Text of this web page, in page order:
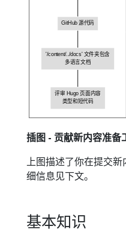
GitHub 源代码
'/content/../docs' 文件夹包含
多语言文档
评审 Hugo 页面内容
类型和短代码
插图 - 贡献新内容准备
上图描述了你在提交
细信息见下文。
基本知识